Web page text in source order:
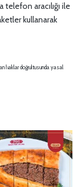
aracılığı ile
kullanarak
haklar doğrultusunda yasal